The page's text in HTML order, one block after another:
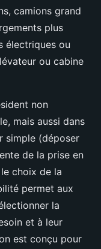
camions grand
plus
électriques ou
ou cabine
non
mais aussi dans
simple (déposer
de la prise en
choix de la
permet aux
la
et à leur
est conçu pour